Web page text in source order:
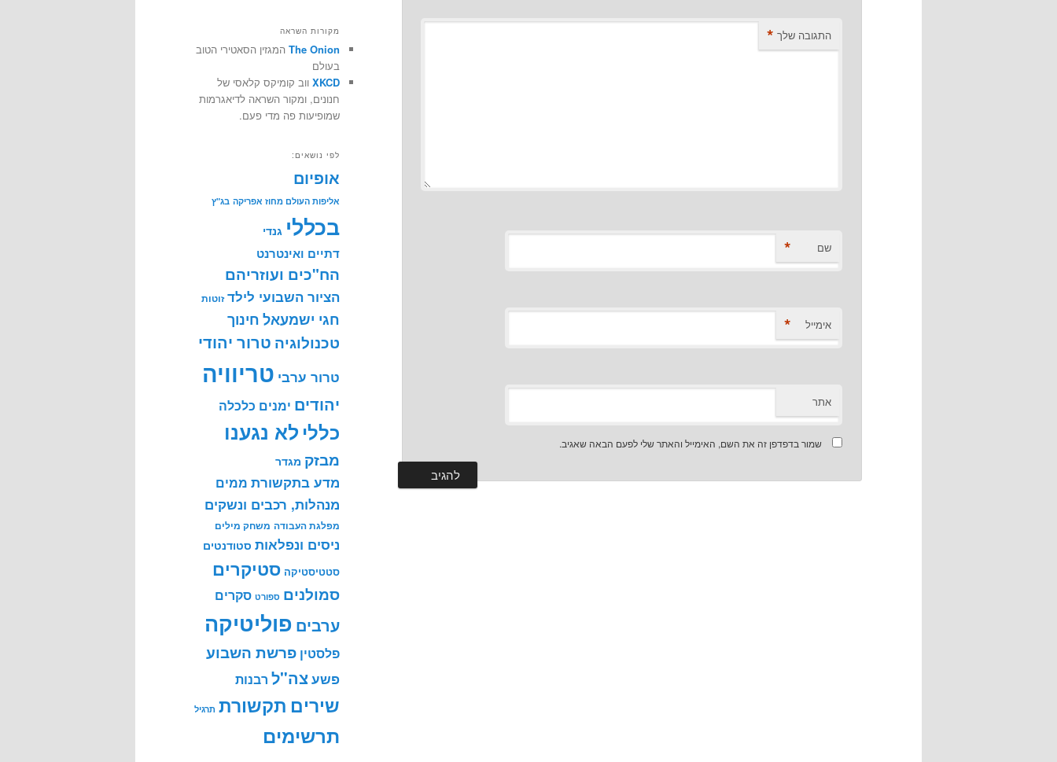
התגובה שלך *
שם *
אימייל *
אתר
שמור בדפדפן זה את השם, האימייל והאתר שלי לפעם הבאה שאגיב.
מקורות השראה
The Onion המגזין הסאטירי הטוב
בעולם
XKCD ווב קומיקס קלאסי של
חנונים, ומקור השראה לדיאגרמות
שמופיעות פה מדי פעם.
לפי נושאים:
אופיום
אליפות העולם מחוז אפריקה בג"ץ
בכללי גנדי
דתיים ואינטרנט
הח"כים ועוזריהם
הציור השבועי לילד זוטות
חגי ישמעאל חינוך
טכנולוגיה טרור יהודי
טרור ערבי טריוויה
יהודים ימנים כלכלה
כללי לא נגענו
מבזק מגדר
מדע בתקשורת ממים
מנהלות, רכבים ונשקים
מפלגת העבודה משחק מילים
ניסים ונפלאות סטודנטים
סטטיסטיקה סטיקרים
סמולנים ספורט סקרים
ערבים פוליטיקה
פלסטין פרשת השבוע
פשעצה"ל רבנות
שירים תקשורת תרגיל
תרשימים